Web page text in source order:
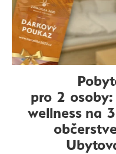
pro 2
wellness na